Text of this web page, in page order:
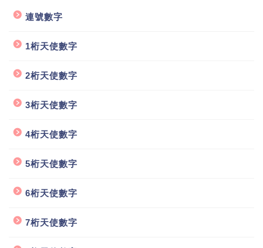
連號數字
1桁天使數字
2桁天使數字
3桁天使數字
4桁天使數字
5桁天使數字
6桁天使數字
7桁天使數字